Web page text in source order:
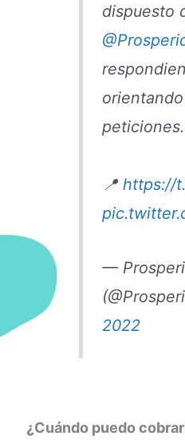
dispuesto
peticiones.
📍https://
—
2022
¿Cuándo puedo